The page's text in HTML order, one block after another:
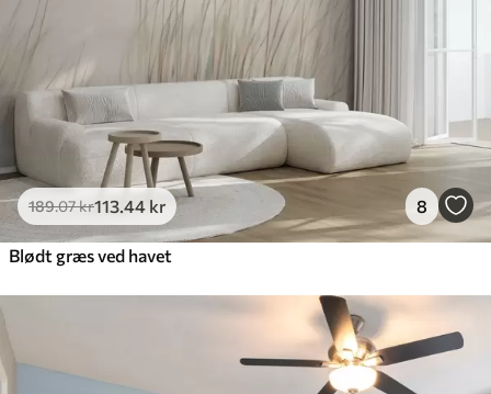
Premium vinyl
516 /m²
Peel and Stick
666 .67400.00kr
189.07kr113 .44 kr 8
Blødt græs ved havet